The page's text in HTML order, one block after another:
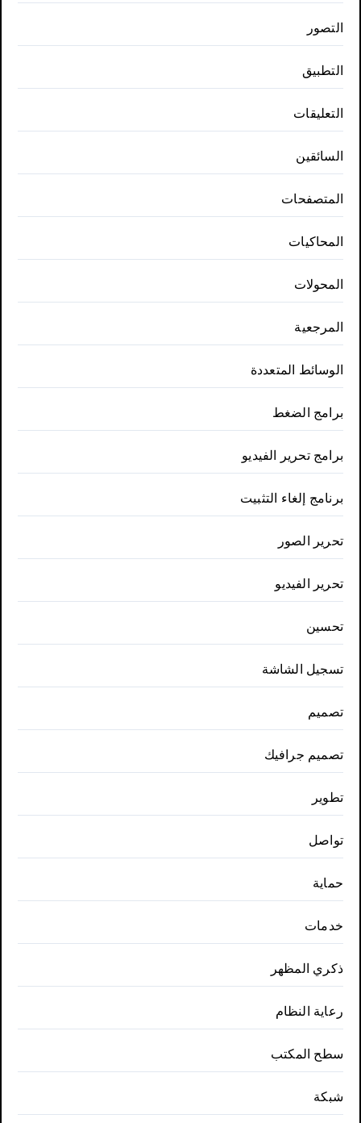
التصور
التطبيق
التعليقات
السائقين
المتصفحات
المحاكيات
المحولات
المرجعية
الوسائط المتعددة
برامج الضغط
برامج تحرير الفيديو
برنامج إلغاء التثبيت
تحرير الصور
تحرير الفيديو
تحسين
تسجيل الشاشة
تصميم
تصميم جرافيك
تطوير
تواصل
حماية
خدمات
ذكري المظهر
رعاية النظام
سطح المكتب
شبكة